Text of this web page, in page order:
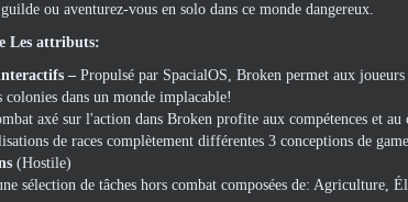
ou aventurez-vous en solo dans ce monde dangereux.
Les attributs:
– Propulsé par SpacialOS, Broken permet aux
colonies dans un monde implacable!
axé sur l'action dans Broken profite aux compétences et
de races complètement différentes 3 conceptions de
(Hostile)
sélection de tâches hors combat composées de: Agriculture,